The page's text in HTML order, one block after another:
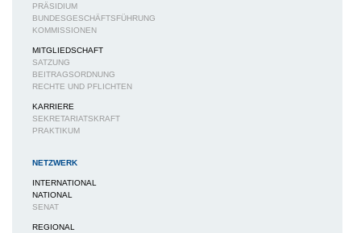
PRÄSIDIUM
BUNDESGESCHÄFTSFÜHRUNG
KOMMISSIONEN
MITGLIEDSCHAFT
SATZUNG
BEITRAGSORDNUNG
RECHTE UND PFLICHTEN
KARRIERE
SEKRETARIATSKRAFT
PRAKTIKUM
NETZWERK
INTERNATIONAL
NATIONAL
SENAT
REGIONAL